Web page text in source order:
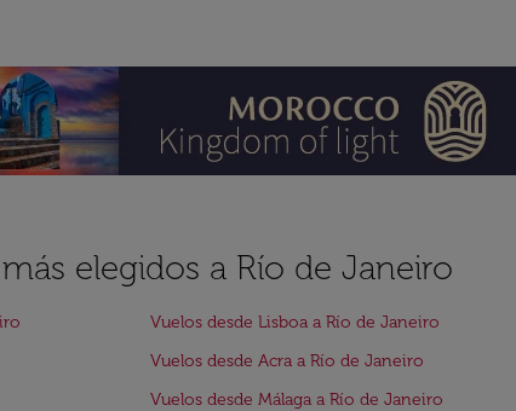
elegidos a Río de Janeiro
Vuelos desde Lisboa a Río de Janeiro
Vuelos desde Acra a Río de Janeiro
Vuelos desde Málaga a Río de Janeiro